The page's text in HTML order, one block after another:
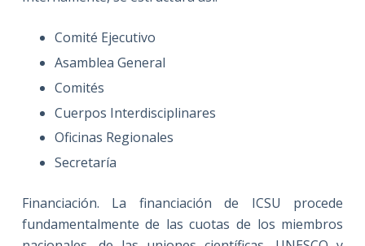
Comité Ejecutivo
Asamblea General
Comités
Cuerpos Interdisciplinares
Oficinas Regionales
Secretaría
Financiación. La financiación de ICSU procede
fundamentalmente de las cuotas de los miembros